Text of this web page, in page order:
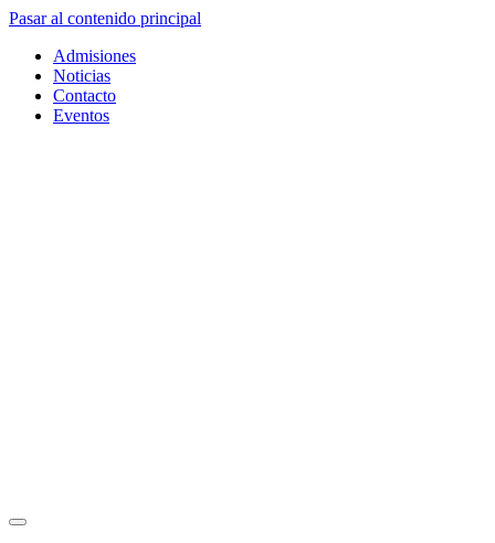
Pasar al contenido principal
Admisiones
Noticias
Contacto
Eventos